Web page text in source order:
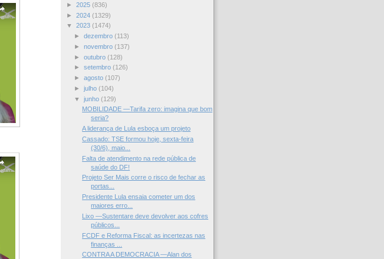
► 2025 (836)
► 2024 (1329)
▼ 2023 (1474)
► dezembro (113)
► novembro (137)
► outubro (128)
► setembro (126)
► agosto (107)
► julho (104)
▼ junho (129)
MOBILIDADE —Tarifa zero: imagina que bom
seria?
A liderança de Lula esboça um projeto
Cassado: TSE formou hoje, sexta-feira
(30/6), maio...
Falta de atendimento na rede pública de
saúde do DF!
Projeto Ser Mais corre o risco de fechar as
portas...
Presidente Lula ensaia cometer um dos
maiores erro...
Lixo —Sustentare deve devolver aos cofres
públicos...
FCDF e Reforma Fiscal: as incertezas nas
finanças ...
CONTRA A DEMOCRACIA —Alan dos